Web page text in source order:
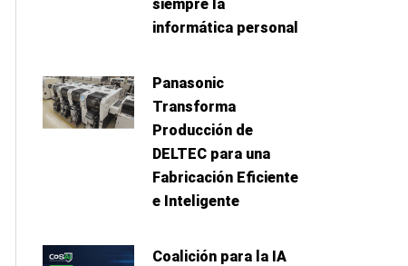
siempre la
informática personal
Panasonic
Transforma
Producción de
DELTEC para una
Fabricación Eficiente
e Inteligente
Coalición para la IA